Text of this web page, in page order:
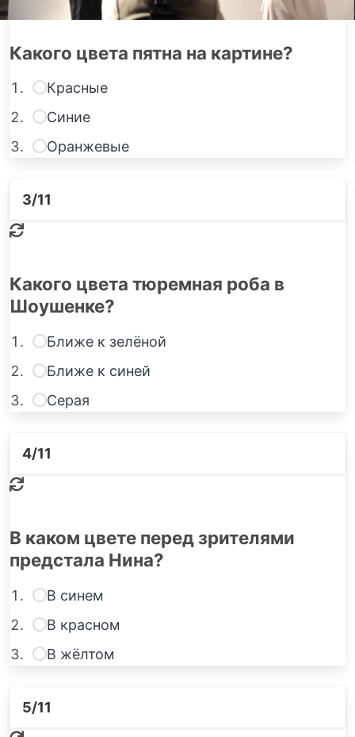
Какого цвета пятна на картине?
Красные
Синие
Оранжевые
3/11
Какого цвета тюремная роба в
Шоушенке?
Ближе к зелёной
Ближе к синей
Серая
4/11
В каком цвете перед зрителями
предстала Нина?
В синем
В красном
В жёлтом
5/11